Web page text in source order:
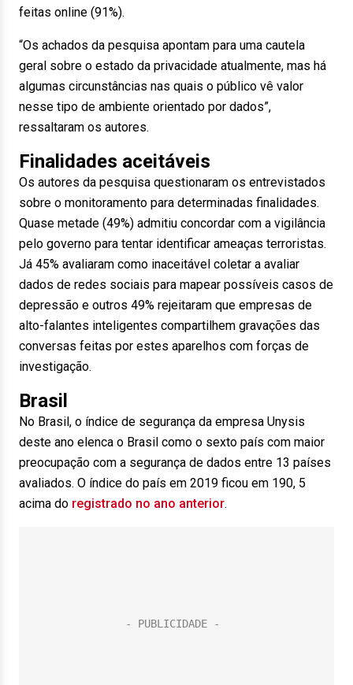
feitas online (91%).
“Os achados da pesquisa apontam para uma cautela
geral sobre o estado da privacidade atualmente, mas há
algumas circunstâncias nas quais o público vê valor
nesse tipo de ambiente orientado por dados”,
ressaltaram os autores.
Finalidades aceitáveis
Os autores da pesquisa questionaram os entrevistados
sobre o monitoramento para determinadas finalidades.
Quase metade (49%) admitiu concordar com a vigilância
pelo governo para tentar identificar ameaças terroristas.
Já 45% avaliaram como inaceitável coletar a avaliar
dados de redes sociais para mapear possíveis casos de
depressão e outros 49% rejeitaram que empresas de
alto-falantes inteligentes compartilhem gravações das
conversas feitas por estes aparelhos com forças de
investigação.
Brasil
No Brasil, o índice de segurança da empresa Unysis
deste ano elenca o Brasil como o sexto país com maior
preocupação com a segurança de dados entre 13 países
avaliados. O índice do país em 2019 ficou em 190, 5
acima do registrado no ano anterior.